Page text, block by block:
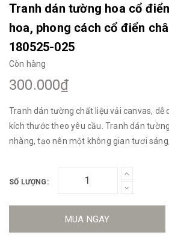
Tranh dán tường hoa cổ
hoa, phong cách cổ điển
180525-025
Còn hàng
300.000₫
Tranh dán tường chất liệu vải canvas, dễ
kích thước theo yêu cầu. Tranh dán
nhàng, tạo nên một không gian tươi
SỐ LƯỢNG:
MUA NGAY